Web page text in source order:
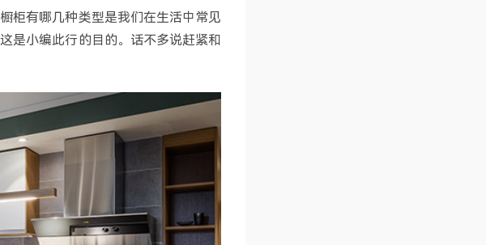
柜有哪几种类型是我们在生活中常见
是小编此行的目的。话不多说赶紧和